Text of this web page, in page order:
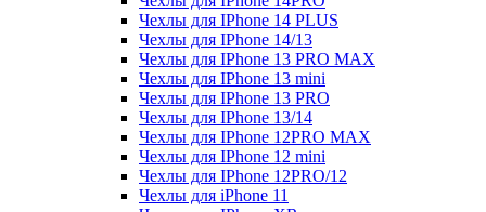
Чехлы для IPhone 14 PLUS
Чехлы для IPhone 14/13
Чехлы для IPhone 13 PRO MAX
Чехлы для IPhone 13 mini
Чехлы для IPhone 13 PRO
Чехлы для IPhone 13/14
Чехлы для IPhone 12PRO MAX
Чехлы для IPhone 12 mini
Чехлы для IPhone 12PRO/12
Чехлы для iPhone 11